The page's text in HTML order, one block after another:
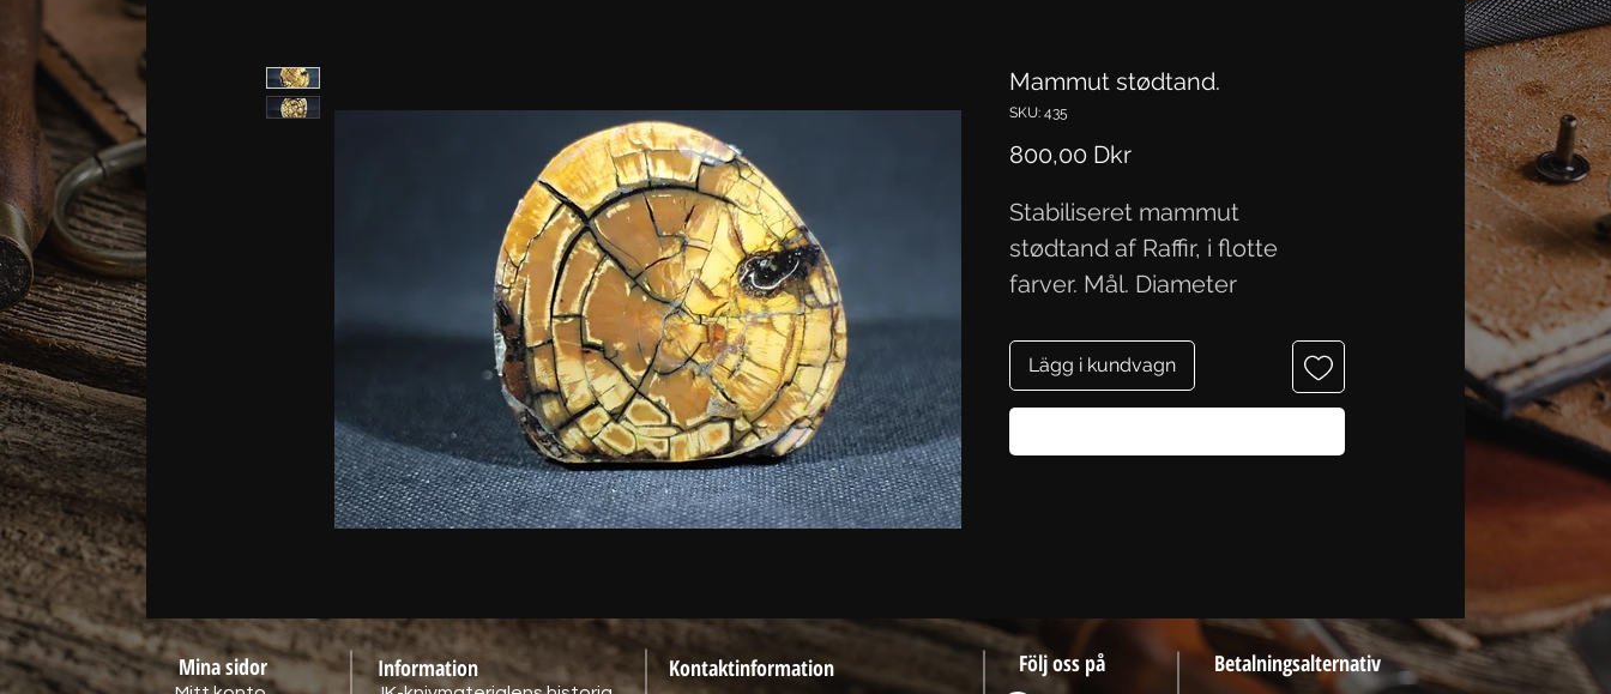
Mammut stødtand.
SKU: 435
800,00 DkrPris
Stabiliseret mammut
stødtand af Raffir, i flotte
farver. Mål. Diameter
Lägg i kundvagn
Mina sidor Information Kontaktinformation Följ oss på Betalningsalternativ